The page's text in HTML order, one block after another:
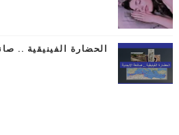
الحضارة الفينيقية ..